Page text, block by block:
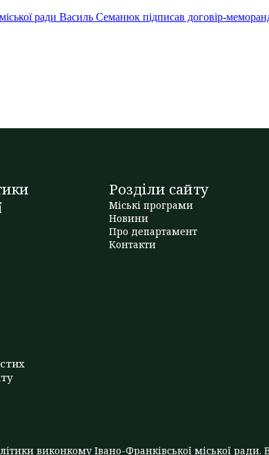
ради Василь Семанюк підписав договір-
Розділи сайту
Міські програми
Новини
Про департамент
Контакти
виконкому Івано-Франківської міської ради.